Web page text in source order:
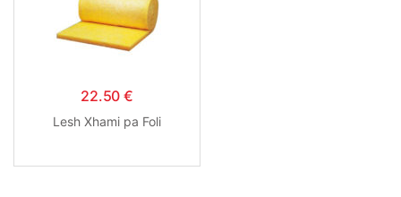
22.50€
Lesh Xhami pa Foli